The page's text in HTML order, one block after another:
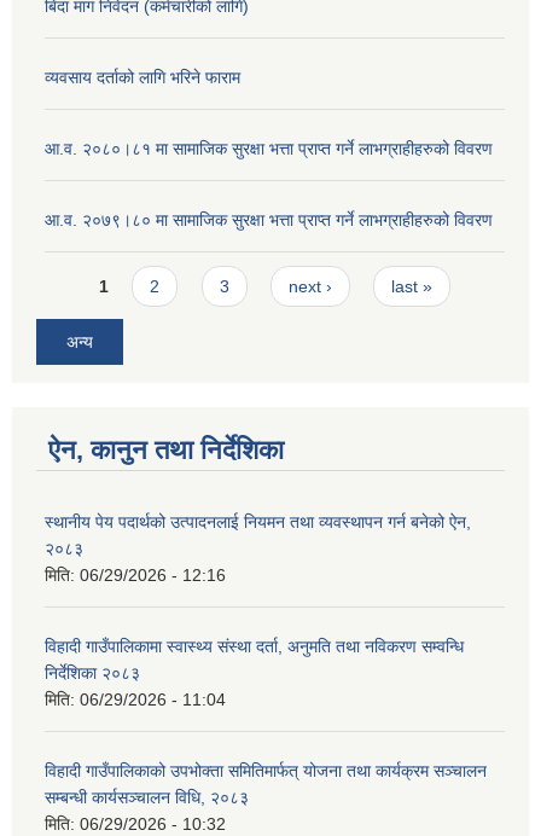
बिदा माग निवेदन (कर्मचारीको लागि)
व्यवसाय दर्ताको लागि भरिने फाराम
आ.व. २०८०।८१ मा सामाजिक सुरक्षा भत्ता प्राप्त गर्ने लाभग्राहीहरुको विवरण
आ.व. २०७९।८० मा सामाजिक सुरक्षा भत्ता प्राप्त गर्ने लाभग्राहीहरुको विवरण
Pages
1 2 3 next › last »
अन्य
ऐन, कानुन तथा निर्देशिका
स्थानीय पेय पदार्थको उत्पादनलाई नियमन तथा व्यवस्थापन गर्न बनेको ऐन,
२०८३
मिति: 06/29/2026 - 12:16
विहादी गाउँपालिकामा स्वास्थ्य संस्था दर्ता, अनुमति तथा नविकरण सम्वन्धि
निर्देशिका २०८३
मिति: 06/29/2026 - 11:04
विहादी गाउँपालिकाको उपभोक्ता समितिमार्फत् योजना तथा कार्यक्रम सञ्चालन
सम्बन्धी कार्यसञ्चालन विधि, २०८३
मिति: 06/29/2026 - 10:32